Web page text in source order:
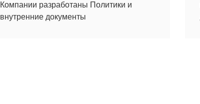
Компании разработаны Политики и
внутренние документы